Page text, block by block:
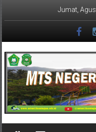
Jumat,
MTSN